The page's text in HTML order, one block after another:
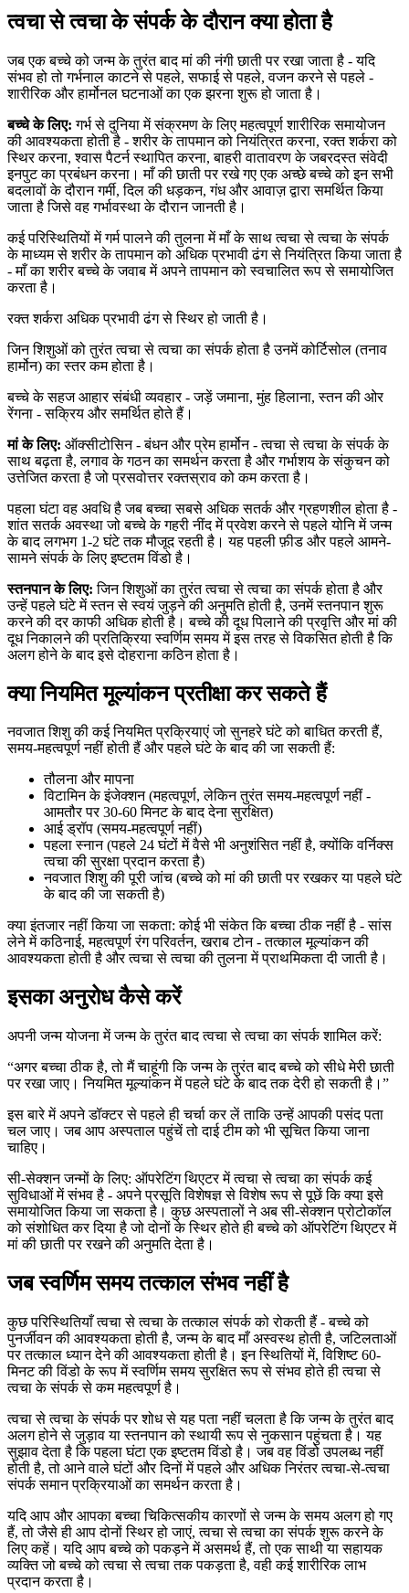
त्वचा से त्वचा के संपर्क के दौरान क्या होता है
जब एक बच्चे को जन्म के तुरंत बाद मां की नंगी छाती पर रखा जाता है - यदि
संभव हो तो गर्भनाल काटने से पहले, सफाई से पहले, वजन करने से पहले -
शारीरिक और हार्मोनल घटनाओं का एक झरना शुरू हो जाता है।
बच्चे के लिए: गर्भ से दुनिया में संक्रमण के लिए महत्वपूर्ण शारीरिक समायोजन
की आवश्यकता होती है - शरीर के तापमान को नियंत्रित करना, रक्त शर्करा को
स्थिर करना, श्वास पैटर्न स्थापित करना, बाहरी वातावरण के जबरदस्त संवेदी
इनपुट का प्रबंधन करना। माँ की छाती पर रखे गए एक अच्छे बच्चे को इन सभी
बदलावों के दौरान गर्मी, दिल की धड़कन, गंध और आवाज़ द्वारा समर्थित किया
जाता है जिसे वह गर्भावस्था के दौरान जानती है।
कई परिस्थितियों में गर्म पालने की तुलना में माँ के साथ त्वचा से त्वचा के संपर्क
के माध्यम से शरीर के तापमान को अधिक प्रभावी ढंग से नियंत्रित किया जाता है
- माँ का शरीर बच्चे के जवाब में अपने तापमान को स्वचालित रूप से समायोजित
करता है।
रक्त शर्करा अधिक प्रभावी ढंग से स्थिर हो जाती है।
जिन शिशुओं को तुरंत त्वचा से त्वचा का संपर्क होता है उनमें कोर्टिसोल (तनाव
हार्मोन) का स्तर कम होता है।
बच्चे के सहज आहार संबंधी व्यवहार - जड़ें जमाना, मुंह हिलाना, स्तन की ओर
रेंगना - सक्रिय और समर्थित होते हैं।
मां के लिए: ऑक्सीटोसिन - बंधन और प्रेम हार्मोन - त्वचा से त्वचा के संपर्क के
साथ बढ़ता है, लगाव के गठन का समर्थन करता है और गर्भाशय के संकुचन को
उत्तेजित करता है जो प्रसवोत्तर रक्तस्राव को कम करता है।
पहला घंटा वह अवधि है जब बच्चा सबसे अधिक सतर्क और ग्रहणशील होता है -
शांत सतर्क अवस्था जो बच्चे के गहरी नींद में प्रवेश करने से पहले योनि में जन्म
के बाद लगभग 1-2 घंटे तक मौजूद रहती है। यह पहली फ़ीड और पहले आमने-
सामने संपर्क के लिए इष्टतम विंडो है।
स्तनपान के लिए: जिन शिशुओं का तुरंत त्वचा से त्वचा का संपर्क होता है और
उन्हें पहले घंटे में स्तन से स्वयं जुड़ने की अनुमति होती है, उनमें स्तनपान शुरू
करने की दर काफी अधिक होती है। बच्चे की दूध पिलाने की प्रवृत्ति और मां की
दूध निकालने की प्रतिक्रिया स्वर्णिम समय में इस तरह से विकसित होती है कि
अलग होने के बाद इसे दोहराना कठिन होता है।
क्या नियमित मूल्यांकन प्रतीक्षा कर सकते हैं
नवजात शिशु की कई नियमित प्रक्रियाएं जो सुनहरे घंटे को बाधित करती हैं,
समय-महत्वपूर्ण नहीं होती हैं और पहले घंटे के बाद की जा सकती हैं:
तौलना और मापना
विटामिन के इंजेक्शन (महत्वपूर्ण, लेकिन तुरंत समय-महत्वपूर्ण नहीं -
आमतौर पर 30-60 मिनट के बाद देना सुरक्षित)
आई ड्रॉप (समय-महत्वपूर्ण नहीं)
पहला स्नान (पहले 24 घंटों में वैसे भी अनुशंसित नहीं है, क्योंकि वर्निक्स
त्वचा की सुरक्षा प्रदान करता है)
नवजात शिशु की पूरी जांच (बच्चे को मां की छाती पर रखकर या पहले घंटे
के बाद की जा सकती है)
क्या इंतजार नहीं किया जा सकता: कोई भी संकेत कि बच्चा ठीक नहीं है - सांस
लेने में कठिनाई, महत्वपूर्ण रंग परिवर्तन, खराब टोन - तत्काल मूल्यांकन की
आवश्यकता होती है और त्वचा से त्वचा की तुलना में प्राथमिकता दी जाती है।
इसका अनुरोध कैसे करें
अपनी जन्म योजना में जन्म के तुरंत बाद त्वचा से त्वचा का संपर्क शामिल करें:
“अगर बच्चा ठीक है, तो मैं चाहूंगी कि जन्म के तुरंत बाद बच्चे को सीधे मेरी छाती
पर रखा जाए। नियमित मूल्यांकन में पहले घंटे के बाद तक देरी हो सकती है।”
इस बारे में अपने डॉक्टर से पहले ही चर्चा कर लें ताकि उन्हें आपकी पसंद पता
चल जाए। जब आप अस्पताल पहुंचें तो दाई टीम को भी सूचित किया जाना
चाहिए।
सी-सेक्शन जन्मों के लिए: ऑपरेटिंग थिएटर में त्वचा से त्वचा का संपर्क कई
सुविधाओं में संभव है - अपने प्रसूति विशेषज्ञ से विशेष रूप से पूछें कि क्या इसे
समायोजित किया जा सकता है। कुछ अस्पतालों ने अब सी-सेक्शन प्रोटोकॉल
को संशोधित कर दिया है जो दोनों के स्थिर होते ही बच्चे को ऑपरेटिंग थिएटर में
मां की छाती पर रखने की अनुमति देता है।
जब स्वर्णिम समय तत्काल संभव नहीं है
कुछ परिस्थितियाँ त्वचा से त्वचा के तत्काल संपर्क को रोकती हैं - बच्चे को
पुनर्जीवन की आवश्यकता होती है, जन्म के बाद माँ अस्वस्थ होती है, जटिलताओं
पर तत्काल ध्यान देने की आवश्यकता होती है। इन स्थितियों में, विशिष्ट 60-
मिनट की विंडो के रूप में स्वर्णिम समय सुरक्षित रूप से संभव होते ही त्वचा से
त्वचा के संपर्क से कम महत्वपूर्ण है।
त्वचा से त्वचा के संपर्क पर शोध से यह पता नहीं चलता है कि जन्म के तुरंत बाद
अलग होने से जुड़ाव या स्तनपान को स्थायी रूप से नुकसान पहुंचता है। यह
सुझाव देता है कि पहला घंटा एक इष्टतम विंडो है। जब वह विंडो उपलब्ध नहीं
होती है, तो आने वाले घंटों और दिनों में पहले और अधिक निरंतर त्वचा-से-त्वचा
संपर्क समान प्रक्रियाओं का समर्थन करता है।
यदि आप और आपका बच्चा चिकित्सकीय कारणों से जन्म के समय अलग हो गए
हैं, तो जैसे ही आप दोनों स्थिर हो जाएं, त्वचा से त्वचा का संपर्क शुरू करने के
लिए कहें। यदि आप बच्चे को पकड़ने में असमर्थ हैं, तो एक साथी या सहायक
व्यक्ति जो बच्चे को त्वचा से त्वचा तक पकड़ता है, वही कई शारीरिक लाभ
प्रदान करता है।